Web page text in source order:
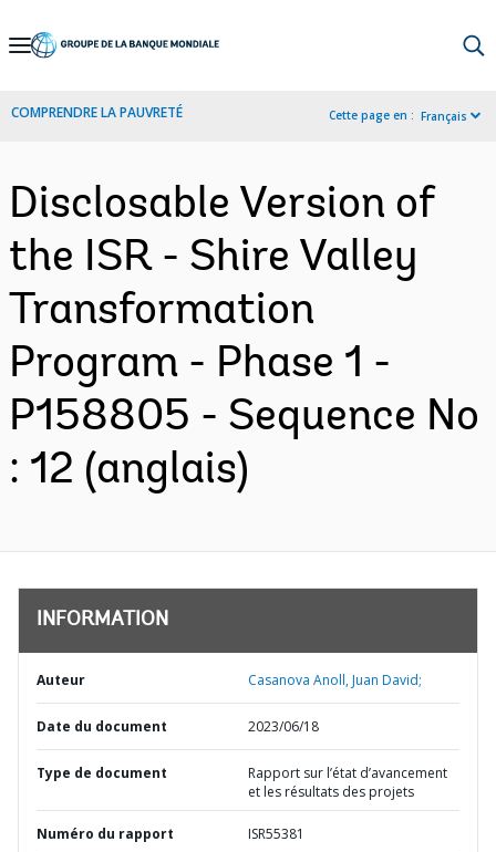
Skip
Navigation
COMPRENDRE LA PAUVRETÉ Cette page en : Français
Disclosable Version of
the ISR - Shire Valley
Transformation
Program - Phase 1 -
P158805 - Sequence No
: 12 (anglais)
INFORMATION
Auteur Casanova Anoll, Juan David;
Date du document 2023/06/18
Type de document
Rapport sur l’état d’avancement
et les résultats des projets
Numéro du rapport ISR55381